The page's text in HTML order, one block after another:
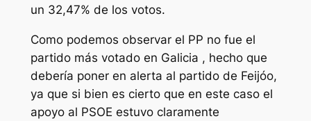
un 32,47% de los votos.
Como podemos observar el PP no fue el
partido más votado en Galicia , hecho que
debería poner en alerta al partido de Feijóo,
ya que si bien es cierto que en este caso el
apoyo al PSOE estuvo claramente